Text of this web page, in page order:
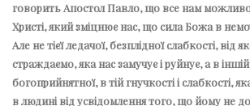
говорить Апостол Павло, що все нам можливо
Христі, який зміцнює нас, що сила Божа в
Але не тієї ледачої, безплідної слабкості, від
страждаємо, яка нас замучує і руйнує, а в
богоприйнятної, в тій гнучкості і слабкості,
в людині від усвідомлення того, що йому не